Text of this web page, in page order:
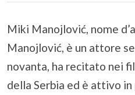
Miki Manojlović, nome
Manojlović, è un attore
novanta, ha recitato nei
della Serbia ed è attivo